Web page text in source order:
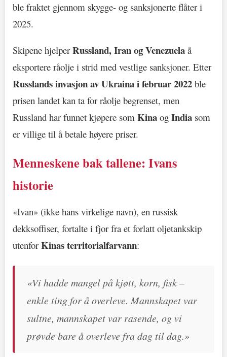
ble fraktet gjennom skygge- og sanksjonerte flåter i
2025.
Skipene hjelperRussland, Iran og Venezuela å
eksportere råolje i strid med vestlige sanksjoner. Etter
Russlands invasjon av Ukraina i februar 2022 ble
prisen landet kan ta for råolje begrenset, men
Russland har funnet kjøpere som Kina og India som
er villige til å betale høyere priser.
Menneskene bak tallene: Ivans
historie
«Ivan» (ikke hans virkelige navn), en russisk
dekksoffiser, fortalte i fjor fra et forlatt oljetankskip
utenforKinas territorialfarvann:
«Vi hadde mangel på kjøtt, korn, fisk –
enkle ting for å overleve. Mannskapet var
sultne, mannskapet var rasende, og vi
prøvde bare å overleve fra dag til dag.»